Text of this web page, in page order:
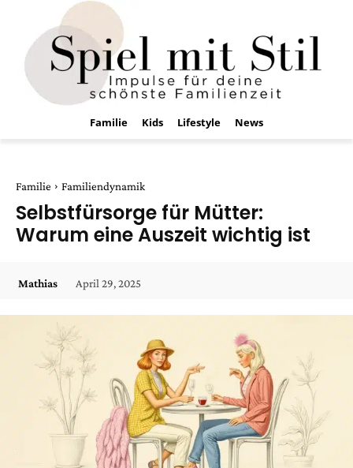
Familie Kids Lifestyle News
Familie Familiendynamik
Selbstfürsorge für Mütter:
Warum eine Auszeit wichtig ist
Mathias April 29, 2025